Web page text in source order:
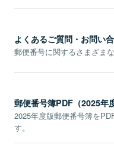
よくあるご質問・お問い
郵便番号に関するさまざま
郵便番号簿PDF（2025年
2025年度版郵便番号簿を
す。